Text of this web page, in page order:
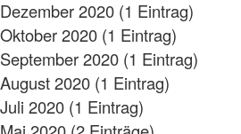
Dezember 2020 (1 Eintrag)
Oktober 2020 (1 Eintrag)
September 2020 (1 Eintrag)
August 2020 (1 Eintrag)
Juli 2020 (1 Eintrag)